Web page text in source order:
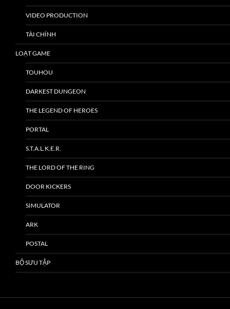
VIDEO PRODUCTION
TÀI CHÍNH
LOẠT GAME
TOUHOU
DARKEST DUNGEON
THE LEGEND OF HEROES
PORTAL
S.T.A.L.K.E.R.
THE LORD OF THE RING
DOOR KICKERS
SIMULATOR
ARK
POSTAL
BỘ SƯU TẬP